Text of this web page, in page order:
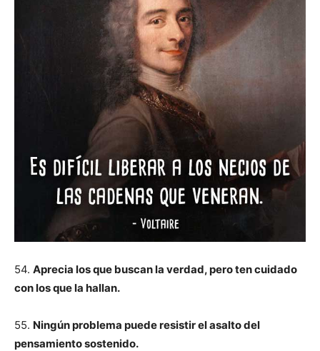
54. Aprecia los que buscan la verdad, pero ten cuidado
con los que la hallan.
55. Ningún problema puede resistir el asalto del
pensamiento sostenido.